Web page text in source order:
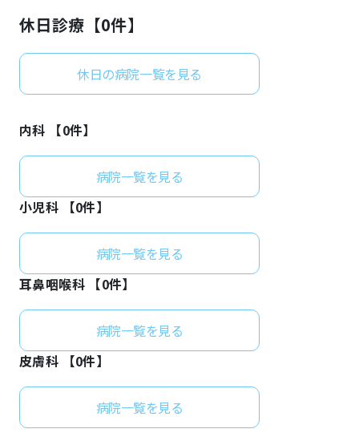
休日診療【0件】
休日の病院一覧を見る
内科 【0件】
病院一覧を見る
小児科 【0件】
病院一覧を見る
耳鼻咽喉科 【0件】
病院一覧を見る
皮膚科 【0件】
病院一覧を見る